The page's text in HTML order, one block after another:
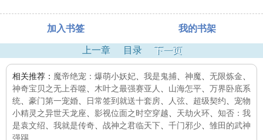
加入书签 我的书架
上一章 目录 下一页
相关推荐： 魔帝绝宠：爆萌小妖妃 我是鬼捕 神魔 无限炼金
神奇宝贝之无上吞噬
木叶之最强赛亚人 山海怎平
万界卧底系
统
豪门第一宠婚 日常签到就送十套房 人弦 超级契约
宠物
小精灵之异世天龙座
影视位面之时空穿越 天劫火环
知否：我
是袁文绍
我就是传奇 战神之君临天下 千门邪少
雏田的武神
强踢